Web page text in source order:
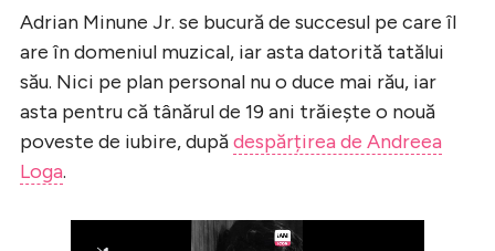
Adrian Minune Jr. se bucură de succesul pe care îl
are în domeniul muzical, iar asta datorită tatălui
său. Nici pe plan personal nu o duce mai rău, iar
asta pentru că tânărul de 19 ani trăiește o nouă
poveste de iubire, dupădespărțirea de Andreea
Loga.